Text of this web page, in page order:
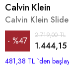
Calvin Klein
Calvin Klein
%47
İndirim
2.719,00 TL
1.444,15
481,38 TL `den